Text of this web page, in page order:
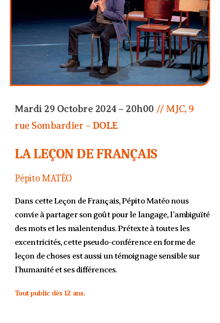
Mardi 29 Octobre 2024 – 20h00 // MJC, 9
rue Sombardier – DOLE
LA LEÇON DE FRANÇAIS
Pépito MATÉO
Dans cette Leçon de Français, Pépito Matéo nous
convie à partager son goût pour le langage, l’ambiguïté
des mots et les malentendus. Prétexte à toutes les
excentricités, cette pseudo-conférence en forme de
leçon de choses est aussi un témoignage sensible sur
l’humanité et ses différences.
Tout public dès 12 ans.